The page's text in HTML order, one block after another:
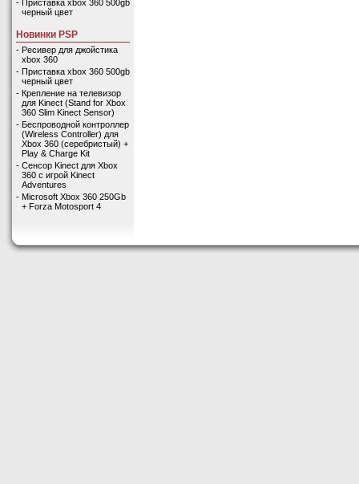
- Приставка xbox 360 500gb
черный цвет
Новинки PSP
- Ресивер для джойстика
xbox 360
- Приставка xbox 360 500gb
черный цвет
- Крепление на телевизор
для Kinect (Stand for Xbox
360 Slim Kinect Sensor)
- Беспроводной контроллер
(Wireless Controller) для
Xbox 360 (серебристый) +
Play & Charge Kit
- Сенсор Kinect для Xbox
360 с игрой Kinect
Adventures
- Microsoft Xbox 360 250Gb
+ Forza Motosport 4